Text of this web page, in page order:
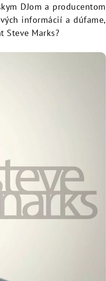
DJom a producentom
informácií a dúfame,
Steve Marks?